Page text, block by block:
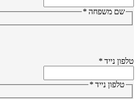
שם משפחה*
נייד*
טלפון נייד*